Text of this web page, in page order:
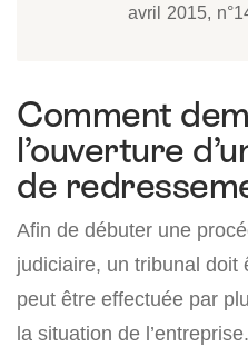
avril 2015,
Comment
l’ouverture
de
Afin de débuter une
judiciaire, un tribunal doit
peut être effectuée par
la situation de l’entreprise.